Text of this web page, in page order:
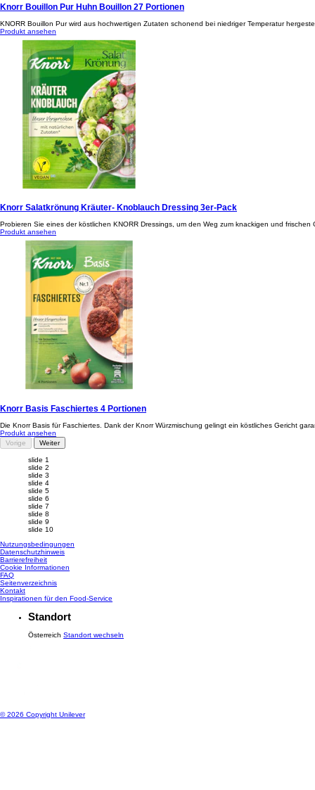
Knorr Bouillon Pur Huhn Bouillon 27 Portionen
KNORR Bouillon Pur wird aus hochwertigen Zutaten schonend bei niedriger Temperatur
Produkt ansehen
Knorr Salatkrönung Kräuter- Knoblauch Dressing 3er-Pack
Probieren Sie eines der köstlichen KNORR Dressings, um den Weg zum knackigen und frischen
Produkt ansehen
Knorr Basis Faschiertes 4 Portionen
Die Knorr Basis für Faschiertes. Dank der Knorr Würzmischung gelingt ein köstliches Gericht
Produkt ansehen
Vorige
Weiter
slide 1
slide 2
slide 3
slide 4
slide 5
slide 6
slide 7
slide 8
slide 9
slide 10
Nutzungsbedingungen
Datenschutzhinweis
Cookie-Einstellungen
Barrierefreiheit
Cookie Informationen
FAQ
Kontakt